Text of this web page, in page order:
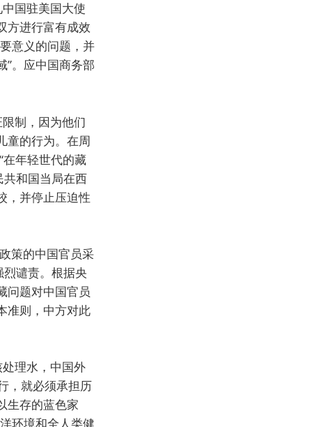
国驻美国大使
方进行富有成效
意义的问题，并
”。应中国商务部
制，因为他们
童的行为。在周
在年轻世代的藏
共和国当局在西
，并停止压迫性
策的中国官员采
谴责。根据央
问题对中国官员
准则，中方对此
理水，中国外
，就必须承担历
生存的蓝色家
环境和全人类健